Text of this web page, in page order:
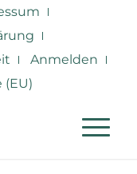
Anmelden